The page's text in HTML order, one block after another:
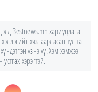
Bestnews.mn хариуцлага
хязгаарласан тул та
үзнэ үү. Хэм хэмжээ
хэрэгтэй.